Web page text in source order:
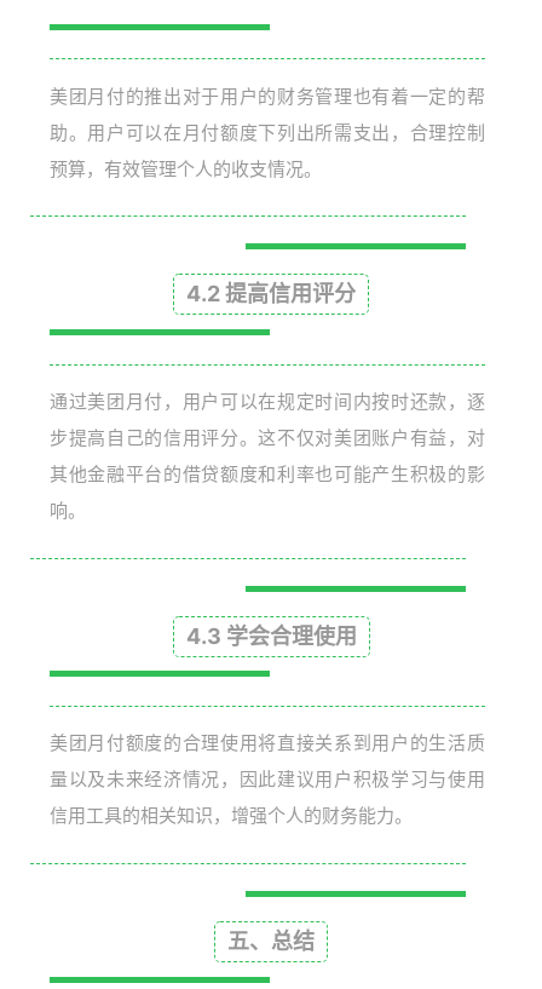
美团月付的推出对于用户的财务管理也有着一定的帮
助。用户可以在月付额度下列出所需支出，合理控制
预算，有效管理个人的收支情况。
4.2 提高信用评分
通过美团月付，用户可以在规定时间内按时还款，逐
步提高自己的信用评分。这不仅对美团账户有益，对
其他金融平台的借贷额度和利率也可能产生积极的影
响。
4.3 学会合理使用
美团月付额度的合理使用将直接关系到用户的生活质
量以及未来经济情况，因此建议用户积极学习与使用
信用工具的相关知识，增强个人的财务能力。
五、总结